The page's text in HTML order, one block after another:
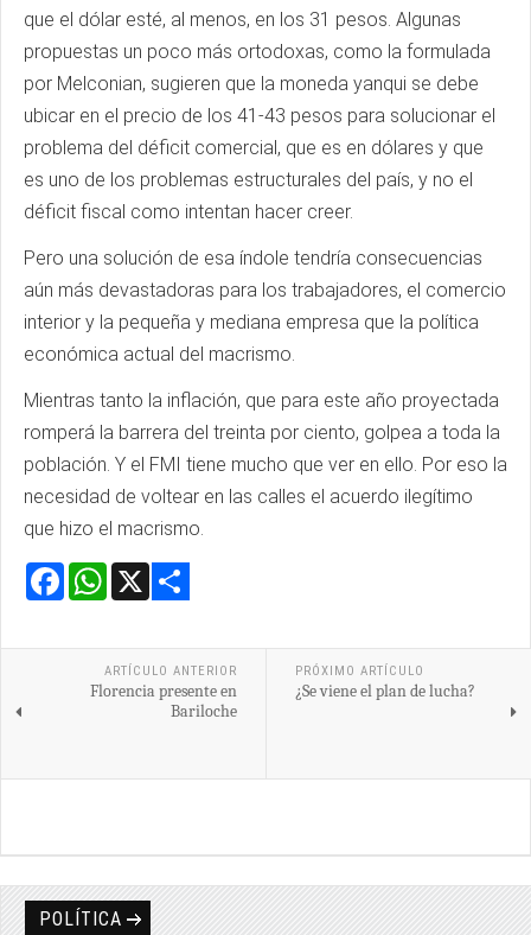
que el dólar esté, al menos, en los 31 pesos. Algunas
propuestas un poco más ortodoxas, como la formulada
por Melconian, sugieren que la moneda yanqui se debe
ubicar en el precio de los 41-43 pesos para solucionar el
problema del déficit comercial, que es en dólares y que
es uno de los problemas estructurales del país, y no el
déficit fiscal como intentan hacer creer.
Pero una solución de esa índole tendría consecuencias
aún más devastadoras para los trabajadores, el comercio
interior y la pequeña y mediana empresa que la política
económica actual del macrismo.
Mientras tanto la inflación, que para este año proyectada
romperá la barrera del treinta por ciento, golpea a toda la
población. Y el FMI tiene mucho que ver en ello. Por eso la
necesidad de voltear en las calles el acuerdo ilegítimo
que hizo el macrismo.
Facebook
WhatsApp
ARTÍCULO ANTERIOR
Florencia presente en
Bariloche
PRÓXIMO ARTÍCULO
¿Se viene el plan de lucha?
POLÍTICA